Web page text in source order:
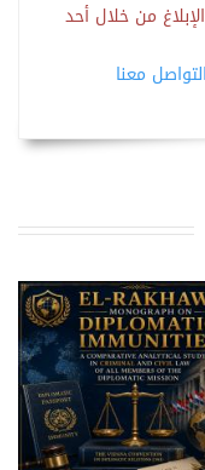
من خلال أحد
التواصل معنا